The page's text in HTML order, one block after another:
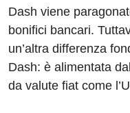
Dash viene
bonifici bancari.
un’altra differenza
Dash: è alimentata
da valute fiat come